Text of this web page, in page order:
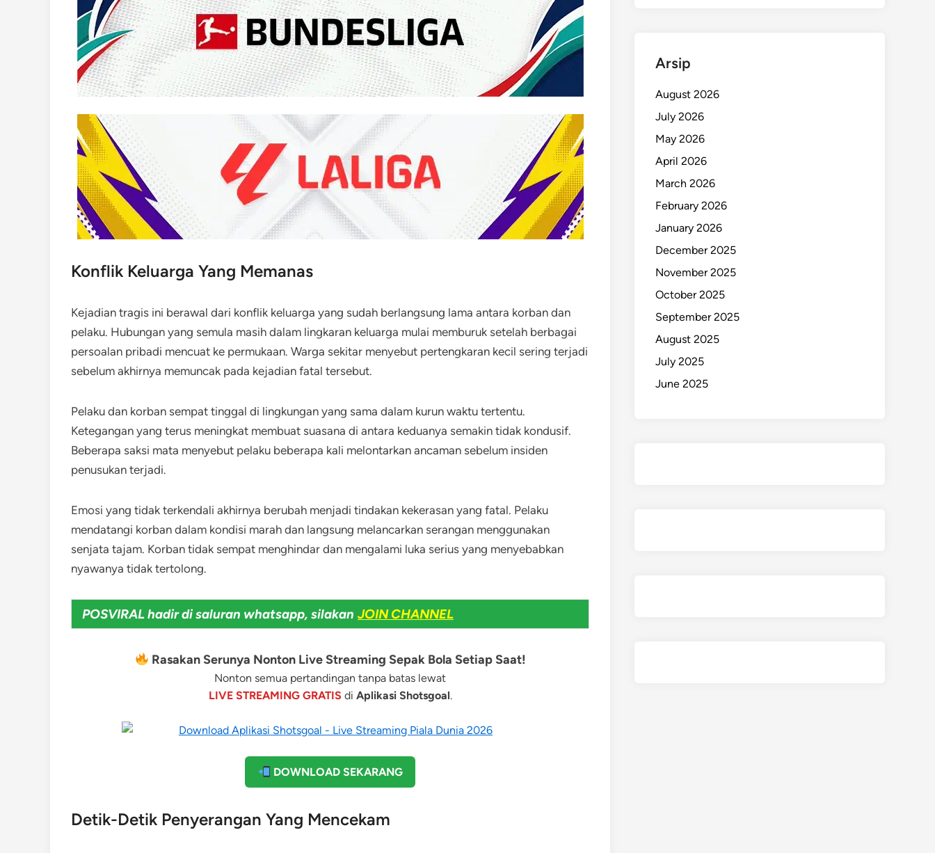
Konflik Keluarga Yang Memanas
Kejadian tragis ini berawal dari konflik keluarga yang sudah berlangsung lama antara korban dan
pelaku. Hubungan yang semula masih dalam lingkaran keluarga mulai memburuk setelah berbagai
persoalan pribadi mencuat ke permukaan. Warga sekitar menyebut pertengkaran kecil sering terjadi
sebelum akhirnya memuncak pada kejadian fatal tersebut.
Pelaku dan korban sempat tinggal di lingkungan yang sama dalam kurun waktu tertentu.
Ketegangan yang terus meningkat membuat suasana di antara keduanya semakin tidak kondusif.
Beberapa saksi mata menyebut pelaku beberapa kali melontarkan ancaman sebelum insiden
penusukan terjadi.
Emosi yang tidak terkendali akhirnya berubah menjadi tindakan kekerasan yang fatal. Pelaku
mendatangi korban dalam kondisi marah dan langsung melancarkan serangan menggunakan
senjata tajam. Korban tidak sempat menghindar dan mengalami luka serius yang menyebabkan
nyawanya tidak tertolong.
POSVIRAL hadir di saluran whatsapp, silakan JOIN CHANNEL
Rasakan Serunya Nonton Live Streaming Sepak Bola Setiap Saat!
Nonton semua pertandingan tanpa batas lewat
LIVE STREAMING GRATIS di Aplikasi Shotsgoal.
DOWNLOAD SEKARANG
Detik-Detik Penyerangan Yang Mencekam
Arsip
August 2026
July 2026
May 2026
April 2026
March 2026
February 2026
January 2026
December 2025
November 2025
October 2025
September 2025
August 2025
July 2025
June 2025